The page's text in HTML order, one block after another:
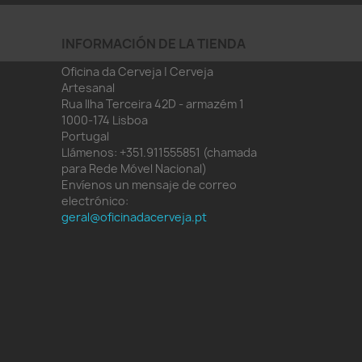
INFORMACIÓN DE LA TIENDA
Oficina da Cerveja | Cerveja
Artesanal
Rua Ilha Terceira 42D - armazém 1
1000-174 Lisboa
Portugal
Llámenos: +351.911555851 (chamada
para Rede Móvel Nacional)
Envíenos un mensaje de correo
electrónico:
geral@oficinadacerveja.pt